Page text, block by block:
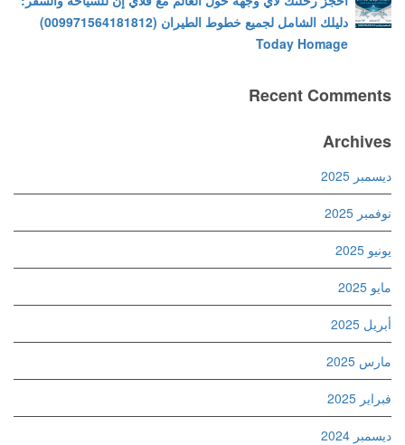
دليلك الشامل لجميع خطوط الطيران (009971564181812)
Today Homage
Recent Comments
Archives
ديسمبر 2025
نوفمبر 2025
يونيو 2025
مايو 2025
أبريل 2025
مارس 2025
فبراير 2025
ديسمبر 2024